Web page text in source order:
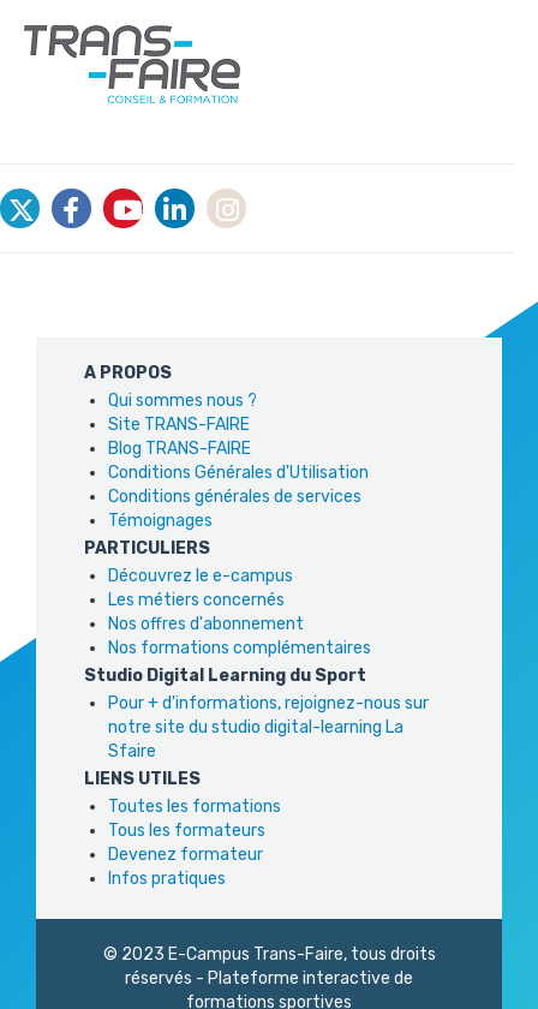
A PROPOS
Qui sommes nous ?
Site TRANS-FAIRE
Blog TRANS-FAIRE
Conditions Générales d'Utilisation
Conditions générales de services
Témoignages
PARTICULIERS
Découvrez le e-campus
Les métiers concernés
Nos offres d'abonnement
Nos formations complémentaires
Studio Digital Learning du Sport
Pour + d'informations, rejoignez-nous sur
notre site du studio digital-learning La
Sfaire
LIENS UTILES
Toutes les formations
Tous les formateurs
Devenez formateur
Infos pratiques
© 2023 E-Campus Trans-Faire, tous droits
réservés - Plateforme interactive de
formations sportives